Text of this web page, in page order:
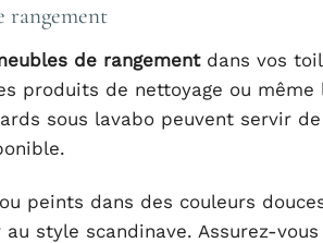
rangement
de rangementdans vos
produits de nettoyage ou
sous lavabo peuvent servir
peints dans des couleurs
style scandinave. Assurez-